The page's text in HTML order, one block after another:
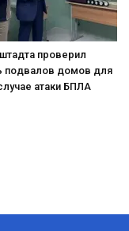
проверил
подвалов домов для
атаки БПЛА